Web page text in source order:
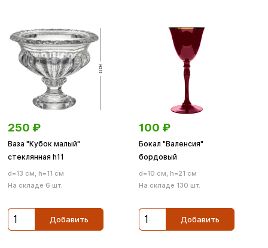
250 ₽
Ваза "Кубок малый"
стеклянная h11
d=13 см, h=11 см
На складе 6 шт.
Добавить
100 ₽
Бокал "Валенсия"
бордовый
d=10 см, h=21 см
На складе 130 шт.
Добавить